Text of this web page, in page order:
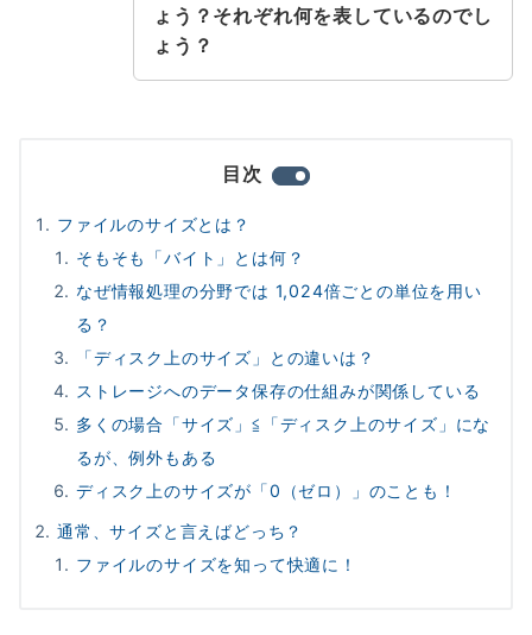
ょう？それぞれ何を表しているのでし
ょう？
目次
ファイルのサイズとは？
そもそも「バイト」とは何？
なぜ情報処理の分野では 1,024倍ごとの単位を用い
る？
「ディスク上のサイズ」との違いは？
ストレージへのデータ保存の仕組みが関係している
多くの場合「サイズ」≦「ディスク上のサイズ」にな
るが、例外もある
ディスク上のサイズが「0（ゼロ）」のことも！
通常、サイズと言えばどっち？
ファイルのサイズを知って快適に！